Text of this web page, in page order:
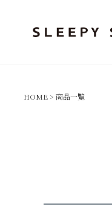
HOME 商品一覧
キーワード
検索